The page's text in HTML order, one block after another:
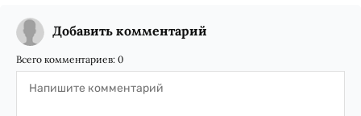
Добавить комментарий
Всего комментариев: 0